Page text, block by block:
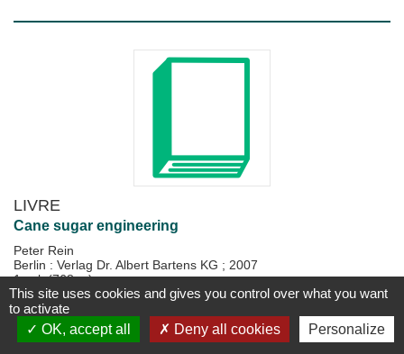
LIVRE
Cane sugar engineering
Peter Rein
Berlin : Verlag Dr. Albert Bartens KG ; 2007
1 vol. (768 p.)
Plus d'information...
This site uses cookies and gives you control over what you want
to activate
OK, accept all
Deny all cookies Personalize